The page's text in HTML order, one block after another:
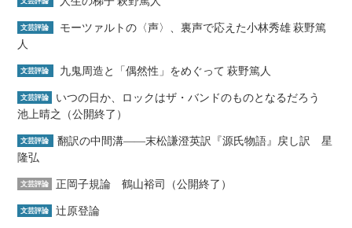
文芸評論
モーツァルトの〈声〉、裏声で応えた小林秀雄 萩野篤
人
文芸評論 九鬼周造と「偶然性」をめぐって 萩野篤人
文芸評論
いつの日か、ロックはザ・バンドのものとなるだろう
池上晴之（公開終了）
文芸評論
翻訳の中間溝――末松謙澄英訳『源氏物語』戻し訳 星
隆弘
文芸評論 正岡子規論 鶴山裕司（公開終了）
文芸評論 辻原登論